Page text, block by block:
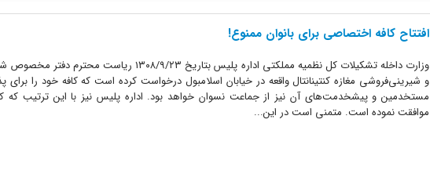
افتتاح کافه اختصاصی برای بانوان ممنوع!
وزارت داخله تشکیلات کل نظمیه مملکتی اداره پلیس بتاریخ
و شیرینی‌فروشی مغازه کنتینانتال واقعه در خیابان اسلامبول درخواست کرده است که کافه خود را
مستخدمین و پیشخدمت‌های آن نیز از جماعت نسوان خواهد بود. اداره پلیس نیز با این ترتیب که
موافقت نموده است. متمنی است در این...